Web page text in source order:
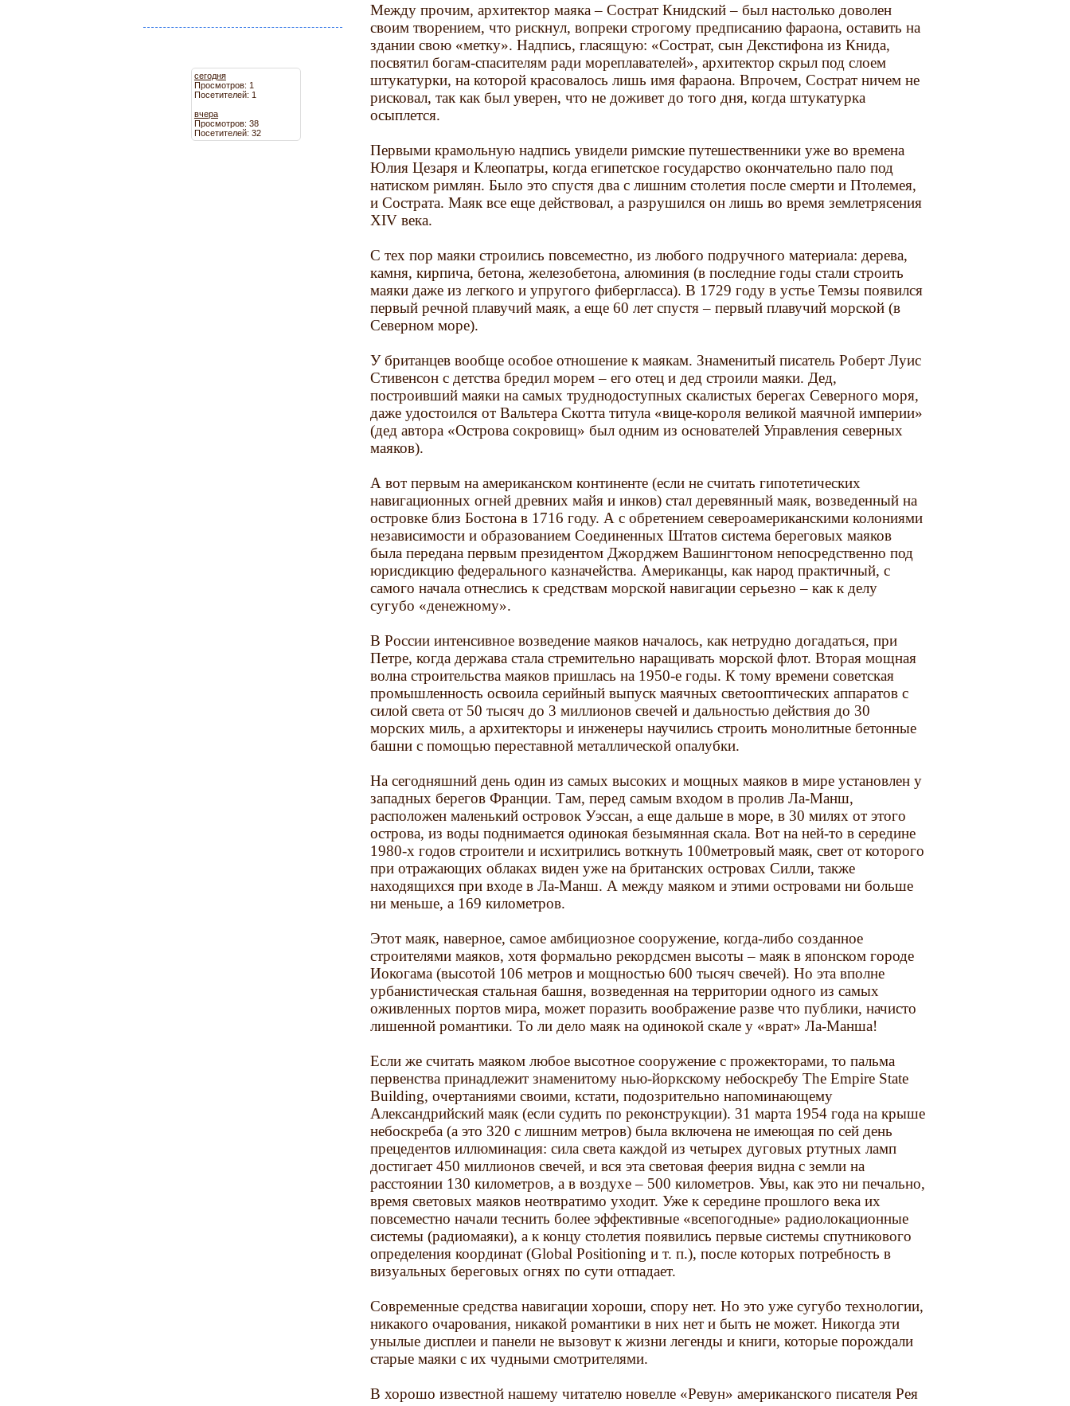
сегодня
Просмотров: 1
Посетителей: 1
вчера
Просмотров: 38
Посетителей: 32
Между прочим, архитектор маяка – Сострат Книдский – был настолько доволен
своим творением, что рискнул, вопреки строгому предписанию фараона, оставить на
здании свою «метку». Надпись, гласящую: «Сострат, сын Декстифона из Книда,
посвятил богам-спасителям ради мореплавателей», архитектор скрыл под слоем
штукатурки, на которой красовалось лишь имя фараона. Впрочем, Сострат ничем не
рисковал, так как был уверен, что не доживет до того дня, когда штукатурка
осыплется.
Первыми крамольную надпись увидели римские путешественники уже во времена
Юлия Цезаря и Клеопатры, когда египетское государство окончательно пало под
натиском римлян. Было это спустя два с лишним столетия после смерти и Птолемея,
и Сострата. Маяк все еще действовал, а разрушился он лишь во время землетрясения
XIV века.
С тех пор маяки строились повсеместно, из любого подручного материала: дерева,
камня, кирпича, бетона, железобетона, алюминия (в последние годы стали строить
маяки даже из легкого и упругого фибергласса). В 1729 году в устье Темзы появился
первый речной плавучий маяк, а еще 60 лет спустя – первый плавучий морской (в
Северном море).
У британцев вообще особое отношение к маякам. Знаменитый писатель Роберт Луис
Стивенсон с детства бредил морем – его отец и дед строили маяки. Дед,
построивший маяки на самых труднодоступных скалистых берегах Северного моря,
даже удостоился от Вальтера Скотта титула «вице-короля великой маячной империи»
(дед автора «Острова сокровищ» был одним из основателей Управления северных
маяков).
А вот первым на американском континенте (если не считать гипотетических
навигационных огней древних майя и инков) стал деревянный маяк, возведенный на
островке близ Бостона в 1716 году. А с обретением североамериканскими колониями
независимости и образованием Соединенных Штатов система береговых маяков
была передана первым президентом Джорджем Вашингтоном непосредственно под
юрисдикцию федерального казначейства. Американцы, как народ практичный, с
самого начала отнеслись к средствам морской навигации серьезно – как к делу
сугубо «денежному».
В России интенсивное возведение маяков началось, как нетрудно догадаться, при
Петре, когда держава стала стремительно наращивать морской флот. Вторая мощная
волна строительства маяков пришлась на 1950-е годы. К тому времени советская
промышленность освоила серийный выпуск маячных светооптических аппаратов с
силой света от 50 тысяч до 3 миллионов свечей и дальностью действия до 30
морских миль, а архитекторы и инженеры научились строить монолитные бетонные
башни с помощью переставной металлической опалубки.
На сегодняшний день один из самых высоких и мощных маяков в мире установлен у
западных берегов Франции. Там, перед самым входом в пролив Ла-Манш,
расположен маленький островок Уэссан, а еще дальше в море, в 30 милях от этого
острова, из воды поднимается одинокая безымянная скала. Вот на ней-то в середине
1980-х годов строители и исхитрились воткнуть 100метровый маяк, свет от которого
при отражающих облаках виден уже на британских островах Силли, также
находящихся при входе в Ла-Манш. А между маяком и этими островами ни больше
ни меньше, а 169 километров.
Этот маяк, наверное, самое амбициозное сооружение, когда-либо созданное
строителями маяков, хотя формально рекордсмен высоты – маяк в японском городе
Иокогама (высотой 106 метров и мощностью 600 тысяч свечей). Но эта вполне
урбанистическая стальная башня, возведенная на территории одного из самых
оживленных портов мира, может поразить воображение разве что публики, начисто
лишенной романтики. То ли дело маяк на одинокой скале у «врат» Ла-Манша!
Если же считать маяком любое высотное сооружение с прожекторами, то пальма
первенства принадлежит знаменитому нью-йоркскому небоскребу The Empire State
Building, очертаниями своими, кстати, подозрительно напоминающему
Александрийский маяк (если судить по реконструкции). 31 марта 1954 года на крыше
небоскреба (а это 320 с лишним метров) была включена не имеющая по сей день
прецедентов иллюминация: сила света каждой из четырех дуговых ртутных ламп
достигает 450 миллионов свечей, и вся эта световая феерия видна с земли на
расстоянии 130 километров, а в воздухе – 500 километров. Увы, как это ни печально,
время световых маяков неотвратимо уходит. Уже к середине прошлого века их
повсеместно начали теснить более эффективные «всепогодные» радиолокационные
системы (радиомаяки), а к концу столетия появились первые системы спутникового
определения координат (Global Positioning и т. п.), после которых потребность в
визуальных береговых огнях по сути отпадает.
Современные средства навигации хороши, спору нет. Но это уже сугубо технологии,
никакого очарования, никакой романтики в них нет и быть не может. Никогда эти
унылые дисплеи и панели не вызовут к жизни легенды и книги, которые порождали
старые маяки с их чудными смотрителями.
В хорошо известной нашему читателю новелле «Ревун» американского писателя Рея